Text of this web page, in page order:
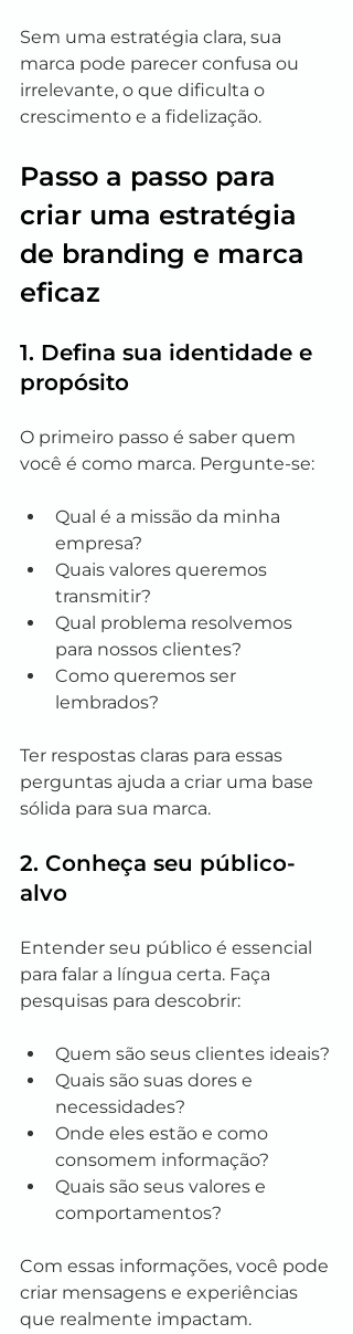
Sem uma estratégia clara, sua
marca pode parecer confusa ou
irrelevante, o que dificulta o
crescimento e a fidelização.
Passo a passo para
criar uma estratégia
de branding e marca
eficaz
1. Defina sua identidade e
propósito
O primeiro passo é saber quem
você é como marca. Pergunte-se:
Qual é a missão da minha
empresa?
Quais valores queremos
transmitir?
Qual problema resolvemos
para nossos clientes?
Como queremos ser
lembrados?
Ter respostas claras para essas
perguntas ajuda a criar uma base
sólida para sua marca.
2. Conheça seu público-
alvo
Entender seu público é essencial
para falar a língua certa. Faça
pesquisas para descobrir:
Quem são seus clientes ideais?
Quais são suas dores e
necessidades?
Onde eles estão e como
consomem informação?
Quais são seus valores e
comportamentos?
Com essas informações, você pode
criar mensagens e experiências
que realmente impactam.